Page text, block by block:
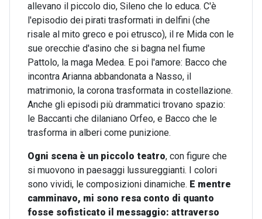
allevano il piccolo dio, Sileno che lo educa. C'è
l'episodio dei pirati trasformati in delfini (che
risale al mito greco e poi etrusco), il re Mida con le
sue orecchie d'asino che si bagna nel fiume
Pattolo, la maga Medea. E poi l'amore: Bacco che
incontra Arianna abbandonata a Nasso, il
matrimonio, la corona trasformata in costellazione.
Anche gli episodi più drammatici trovano spazio:
le Baccanti che dilaniano Orfeo, e Bacco che le
trasforma in alberi come punizione.
Ogni scena è un piccolo teatro, con figure che
si muovono in paesaggi lussureggianti. I colori
sono vividi, le composizioni dinamiche. E mentre
camminavo, mi sono resa conto di quanto
fosse sofisticato il messaggio: attraverso